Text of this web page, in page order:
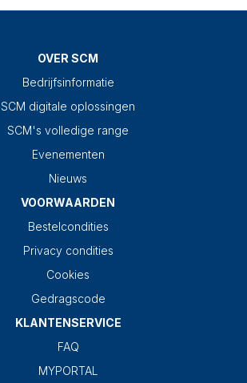
OVER SCM
Bedrijfsinformatie
SCM digitale oplossingen
SCM's volledige range
Evenementen
Nieuws
VOORWAARDEN
Bestelcondities
Privacy condities
Cookies
Gedragscode
KLANTENSERVICE
FAQ
MYPORTAL